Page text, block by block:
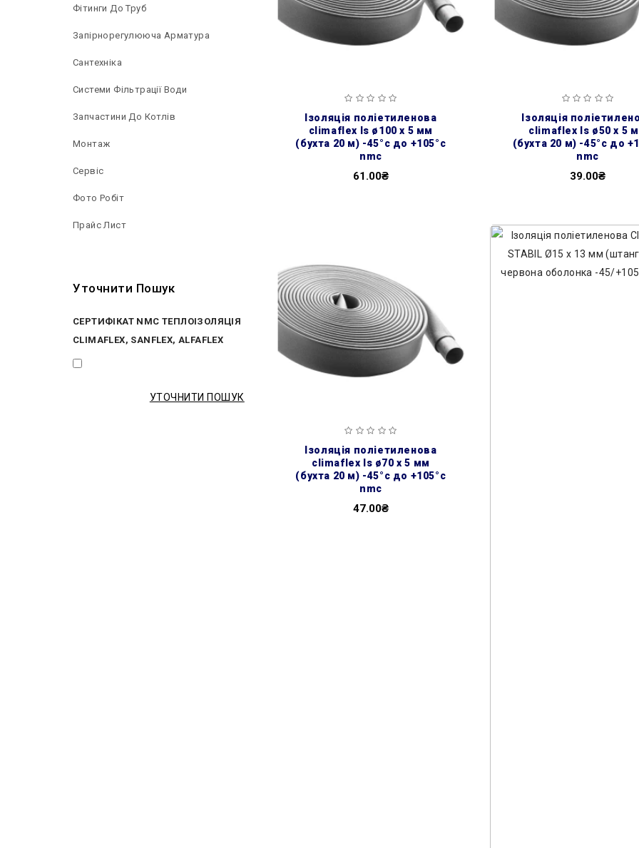
Фітинги До Труб
Запірнорегулююча Арматура
Сантехніка
Системи Фільтрації Води
Запчастини До Котлів
Монтаж
Сервіс
Фото Робіт
Прайс Лист
Уточнити Пошук
СЕРТИФІКАТ NMC ТЕПЛОІЗОЛЯЦІЯ
CLIMAFLEX, SANFLEX, ALFAFLEX
УТОЧНИТИ ПОШУК
climaflex ls ø100 х 5 мм
(бухта 20 м) -45°с до +105°с
nmc
61.00₴
climaflex ls ø50 х 5
(бухта 20 м) -45°с до
nmc
39.00₴
ізоляція поліетиленова
climaflex ls ø70 х 5 мм
(бухта 20 м) -45°с до +105°с
nmc
47.00₴